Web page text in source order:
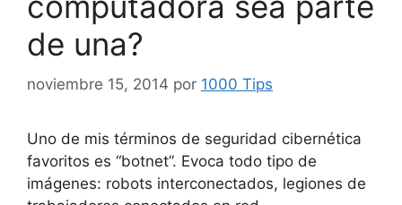
de una?
noviembre 15, 2014 por 1000 Tips
Uno de mis términos de seguridad cibernética
favoritos es “botnet”. Evoca todo tipo de
imágenes: robots interconectados, legiones de